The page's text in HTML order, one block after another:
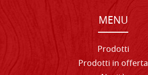
MENU
Prodotti
Prodotti in offerta